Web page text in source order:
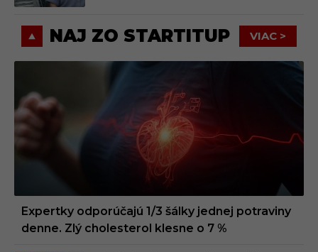
NAJ ZO STARTITUP VIAC >
Expertky odporúčajú 1/3 šálky jednej potraviny
denne. Zlý cholesterol klesne o 7 %